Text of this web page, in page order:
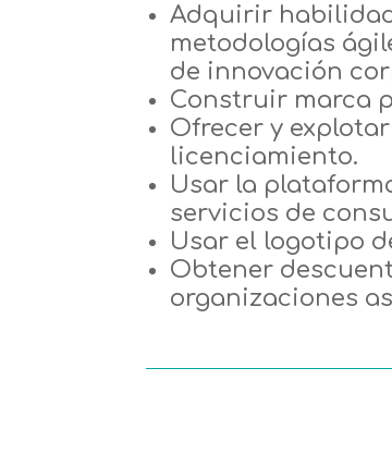
Adquirir
metodologías
de innovación
Construir marca
Ofrecer y
licenciamiento.
Usar la
servicios de
Usar el logotipo
Obtener
organizaciones